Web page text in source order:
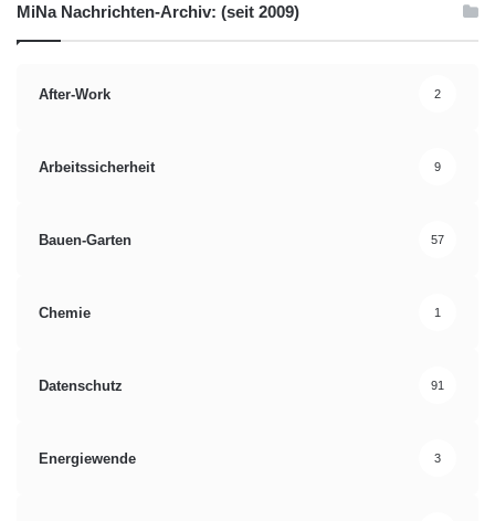
MiNa Nachrichten-Archiv: (seit 2009)
After-Work 2
Arbeitssicherheit 9
Bauen-Garten 57
Chemie 1
Datenschutz 91
Energiewende 3